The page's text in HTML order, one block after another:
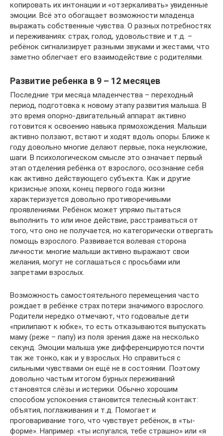
копировать их интонации и «отзеркаливать» увиденные
эмоции. Всё это обогащает возможности младенца
выражать собственные чувства. О разных потребностях
и переживаниях: страх, голод, удовольствие и т.д. –
ребёнок сигнализирует разными звуками и жестами, что
заметно облегчает его взаимодействие с родителями.
Развитие ребенка в 9 – 12 месяцев
Последние три месяца младенчества – переходный
период, подготовка к новому этапу развития малыша. В
это время опорно-двигательный аппарат активно
готовится к освоению навыка прямохождения. Малыши
активно ползают, встают и ходят вдоль опоры. Ближе к
году довольно многие делают первые, пока неуклюжие,
шаги. В психологическом смысле это означает первый
этап отделения ребёнка от взрослого, осознание себя
как активно действующего субъекта. Как и другие
кризисные эпохи, конец первого года жизни
характеризуется довольно противоречивыми
проявлениями. Ребёнок может упрямо пытаться
выполнить то или иное действие, расстраиваться от
того, что оно не получается, но категорически отвергать
помощь взрослого. Развивается волевая сторона
личности: многие малыши активно выражают свои
желания, могут не соглашаться с просьбами или
запретами взрослых.
Возможность самостоятельного перемещения часто
рождает в ребёнке страх потери значимого взрослого.
Родители нередко отмечают, что годовалые дети
«прилипают к юбке», то есть отказываются выпускать
маму (реже – папу) из поля зрения даже на несколько
секунд. Эмоции малыша уже дифференцируются почти
так же тонко, как и у взрослых. Но справиться с
сильными чувствами он ещё не в состоянии. Поэтому
довольно частым итогом бурных переживаний
становятся слёзы и истерики. Обычно хорошим
способом успокоения становится телесный контакт:
объятия, поглаживания и т.д. Помогает и
проговаривание того, что чувствует ребёнок, в «ты-
форме». Например: «ты испугался, тебе страшно» или «я